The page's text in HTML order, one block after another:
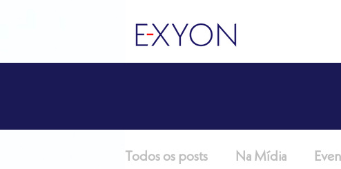
Todos os posts Na Mídia